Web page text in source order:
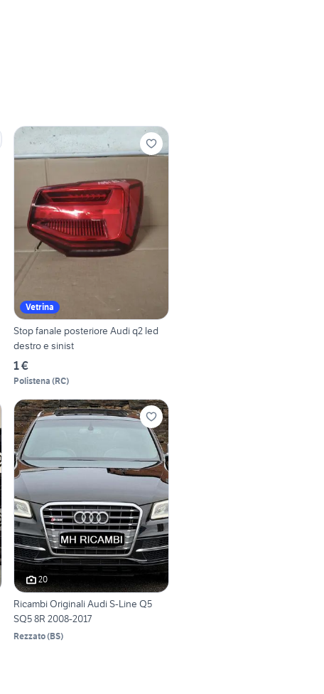
Vetrina
Stop fanale posteriore Audi q2 led
destro e sinist
1 €
Polistena (RC)
20
Ricambi Originali Audi S-Line Q5
SQ5 8R 2008-2017
Rezzato(BS)